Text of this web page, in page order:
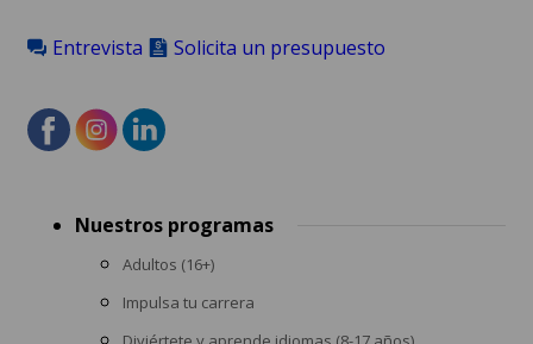
Entrevista Solicita un presupuesto
menuNuestros programas
Adultos (16+)
Impulsa tu carrera